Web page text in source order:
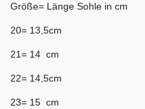
Größe= Länge Sohle in cm
20= 13,5cm
21= 14 cm
22= 14,5cm
23= 15 cm